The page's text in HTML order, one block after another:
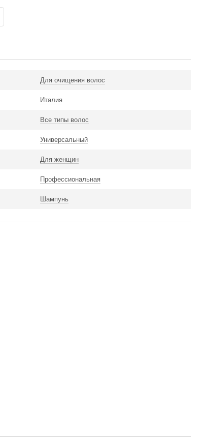
Для очищения волос
Италия
Все типы волос
Универсальный
Для женщин
Профессиональная
Шампунь